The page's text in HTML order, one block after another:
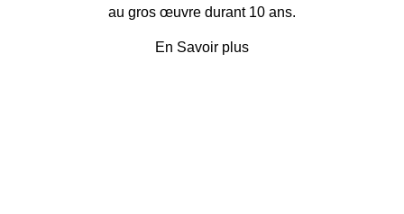
au gros œuvre durant 10 ans.
En Savoir plus